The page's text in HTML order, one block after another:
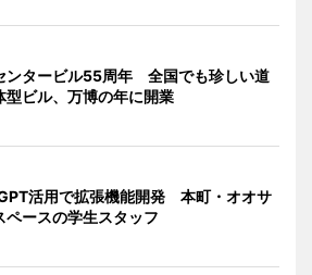
ンタービル55周年 全国でも珍しい道
型ビル、万博の年に開業
活用で拡張機能開発 本町・オオサ
ペースの学生スタッフ